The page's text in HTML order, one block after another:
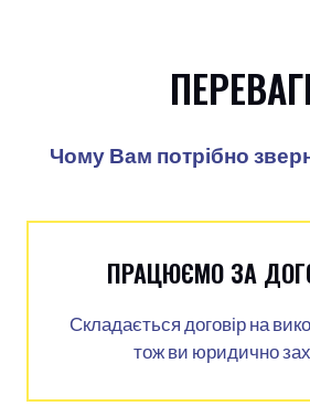
Чому Вам потрібно
ПРАЦЮЄМО ЗА
Складається договір на
тож ви юридично